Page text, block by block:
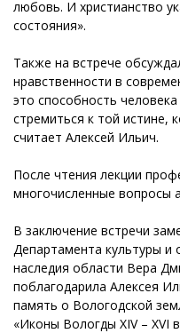
любовь. И христианство
состояния».
Также на встрече
нравственности в
это способность
стремиться к той истине,
считает Алексей Ильич.
После чтения лекции
многочисленные вопросы
В заключение встречи
Департамента культуры и
наследия области Вера
поблагодарила Алексея
память о Вологодской
«Иконы Вологды XIV – XVI